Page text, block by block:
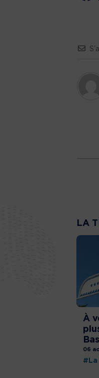
LA
À
06
#La